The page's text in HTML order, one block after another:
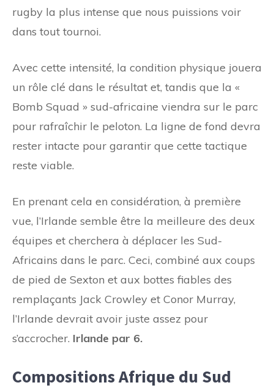
rugby la plus intense que nous puissions voir
dans tout tournoi.
Avec cette intensité, la condition physique jouera
un rôle clé dans le résultat et, tandis que la «
Bomb Squad » sud-africaine viendra sur le parc
pour rafraîchir le peloton. La ligne de fond devra
rester intacte pour garantir que cette tactique
reste viable.
En prenant cela en considération, à première
vue, l’Irlande semble être la meilleure des deux
équipes et cherchera à déplacer les Sud-
Africains dans le parc. Ceci, combiné aux coups
de pied de Sexton et aux bottes fiables des
remplaçants Jack Crowley et Conor Murray,
l’Irlande devrait avoir juste assez pour
s’accrocher. Irlande par 6.
Compositions Afrique du Sud